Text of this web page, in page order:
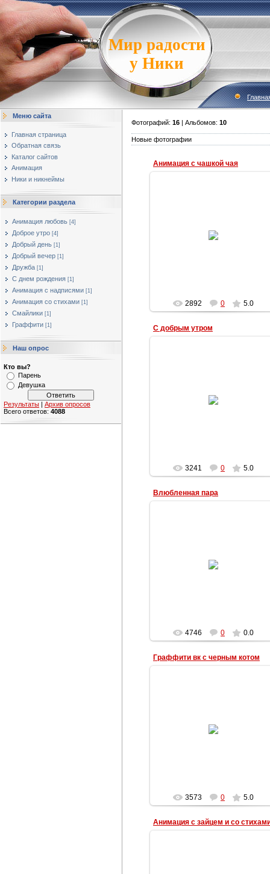
Мир радости
у Ники
Меню сайта
Главная страница
Обратная связь
Каталог сайтов
Анимация
Ники и никнеймы
Категории раздела
Анимация любовь [4]
Доброе утро [4]
Добрый день [1]
Добрый вечер [1]
Дружба [1]
С днем рождения [1]
Анимация с надписями [1]
Анимация со стихами [1]
Смайлики [1]
Граффити [1]
Наш опрос
Кто вы?
Парень
Девушка
Результаты | Архив опросов
Всего ответов: 4088
Фотографий: 16 | Альбомов: 10
Новые фотографии
Анимация с чашкой чая
Анимация с чашкой чая и надписью
с добрым утром
2892 0 5.0
С добрым утром
Анимация с котом и надписью
3241 0 5.0
Влюбленная пара
Сиреневая анимация с парой
влюбленных в страстном поцелуе
4746 0 0.0
Граффити вк с черным котом
Граффити вк с пауком и черным
котом
3573 0 5.0
Анимация с зайцем и со